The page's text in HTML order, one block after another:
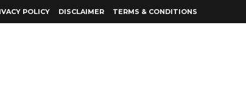
POLICY DISCLAIMER TERMS & CONDITIONS